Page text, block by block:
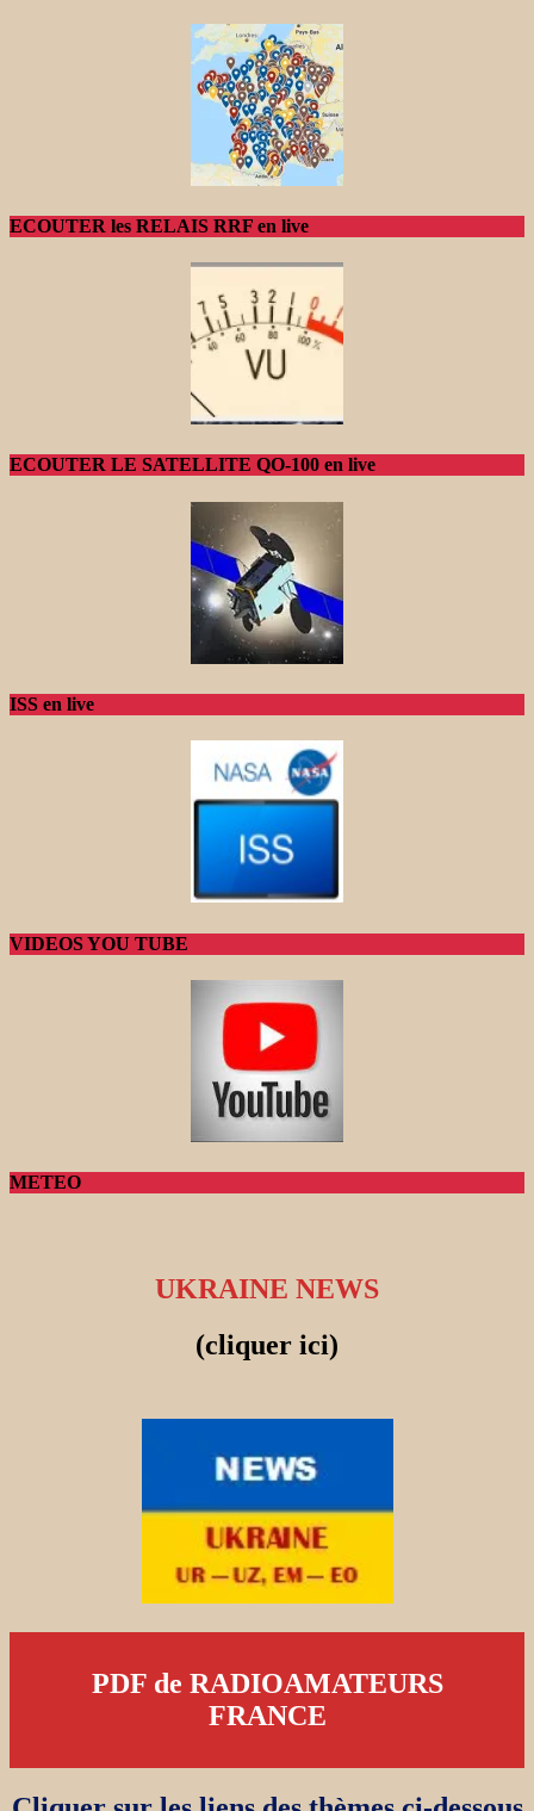
ECOUTER les RELAIS RRF en live
ECOUTER LE SATELLITE QO-100 en live
ISS en live
VIDEOS YOU TUBE
METEO
UKRAINE NEWS
(cliquer ici)
PDF de RADIOAMATEURS
FRANCE